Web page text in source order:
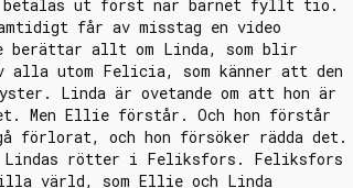
betalas ut först när barnet fyllt tio.
får av misstag en video
berättar allt om Linda, som blir
alla utom Felicia, som känner att den
Linda är ovetande om att hon är
Men Ellie förstår. Och hon förstår
förlorat, och hon försöker rädda det.
rötter i Feliksfors. Feliksfors
värld, som Ellie och Linda